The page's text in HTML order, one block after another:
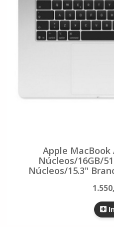
Apple MacBook
Núcleos/16GB/
Núcleos/15.3"